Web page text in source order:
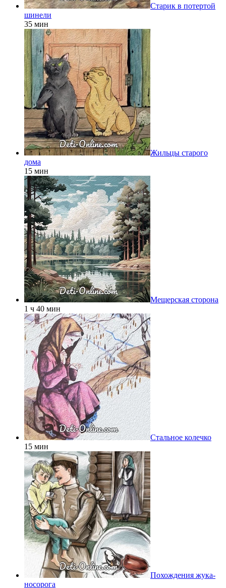
Старик в потертой
шинели
35 мин
Жильцы старого
дома
15 мин
Мещерская сторона
1 ч 40 мин
Стальное колечко
15 мин
Похождения жука-
носорога